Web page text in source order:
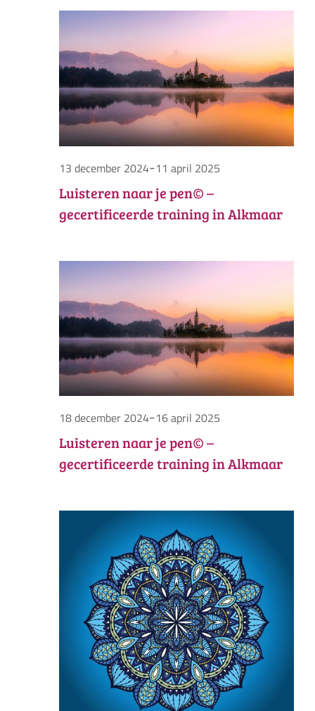
maart
2025
en
datum.
Luisteren naar je pen© –
gecertificeerde training in Alkmaar
13 december 2024-11 april 2025
Luisteren naar je pen© –
gecertificeerde training in Alkmaar
18 december 2024-16 april 2025